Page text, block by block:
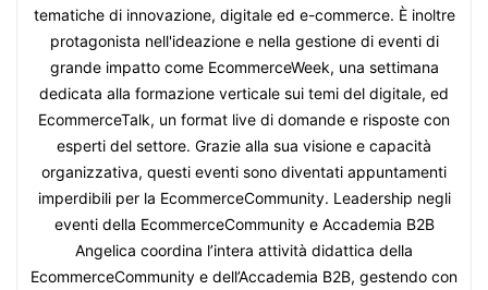
tematiche di innovazione, digitale ed e-commerce. È inoltre
protagonista nell'ideazione e nella gestione di eventi di
grande impatto come EcommerceWeek, una settimana
dedicata alla formazione verticale sui temi del digitale, ed
EcommerceTalk, un format live di domande e risposte con
esperti del settore. Grazie alla sua visione e capacità
organizzativa, questi eventi sono diventati appuntamenti
imperdibili per la EcommerceCommunity. Leadership negli
eventi della EcommerceCommunity e Accademia B2B
Angelica coordina l’intera attività didattica della
EcommerceCommunity e dell’Accademia B2B, gestendo con